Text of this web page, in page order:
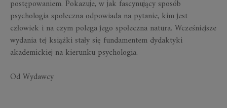
postępowaniem. Pokazuje, w jak fascynujący sposób
psychologia społeczna odpowiada na pytanie, kim jest
człowiek i na czym polega jego społeczna natura. Wcześniejsze
wydania tej książki stały się fundamentem dydaktyki
akademickiej na kierunku psychologia.
Od Wydawcy